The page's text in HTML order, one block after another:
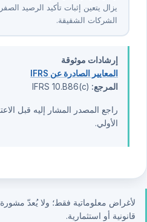
يزال يتعين إثبات تأكيد الرصيد
الشركات الشقيقة.
إرشادات موثوقة
المعايير الصادرة عن IFRS
المرجع:
راجع المصدر المشار إليه قبل
الأولي.
لأغراض معلوماتية فقط؛ ولا يُعدّ
قانونية أو استثمارية.